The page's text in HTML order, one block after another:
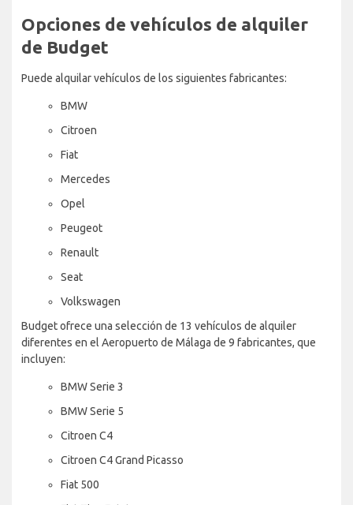
Opciones de vehículos de alquiler
de Budget
Puede alquilar vehículos de los siguientes fabricantes:
BMW
Citroen
Fiat
Mercedes
Opel
Peugeot
Renault
Seat
Volkswagen
Budget ofrece una selección de 13 vehículos de alquiler
diferentes en el Aeropuerto de Málaga de 9 fabricantes, que
incluyen:
BMW Serie 3
BMW Serie 5
Citroen C4
Citroen C4 Grand Picasso
Fiat 500